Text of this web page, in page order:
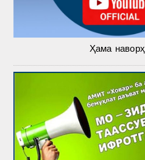
Ҳама